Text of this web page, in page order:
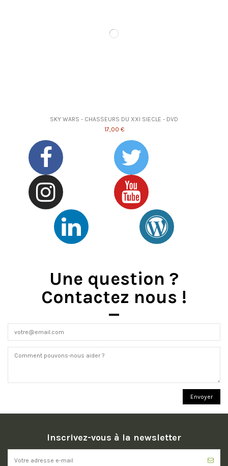
SKY WARS - CHASSEURS DU XXI SIECLE - DVD
17,00 €
Une question ?
Contactez nous !
Inscrivez-vous à la newsletter